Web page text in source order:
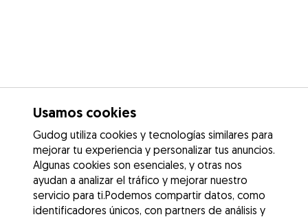
Usamos cookies
Gudog utiliza cookies y tecnologías similares para
mejorar tu experiencia y personalizar tus anuncios.
Algunas cookies son esenciales, y otras nos
ayudan a analizar el tráfico y mejorar nuestro
servicio para ti.Podemos compartir datos, como
identificadores únicos, con partners de análisis y